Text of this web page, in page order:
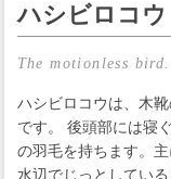
ハシビロコウ
The motionless bird.
ハシビロコウは、木
です。 後頭部には寝
の羽毛を持ちます。
水辺でじっとしてい